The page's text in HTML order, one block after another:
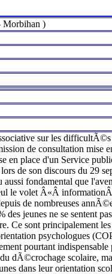
Morbihan )
sur les
de consultation mise
en place d'un Service
de son discours du 29
fondamental que
le volet Â«Â
de nombreuses
jeunes ne se sentent
Ce sont principalement
psychologues
pourtant
dÃ©crochage scolaire,
dans leur orientation